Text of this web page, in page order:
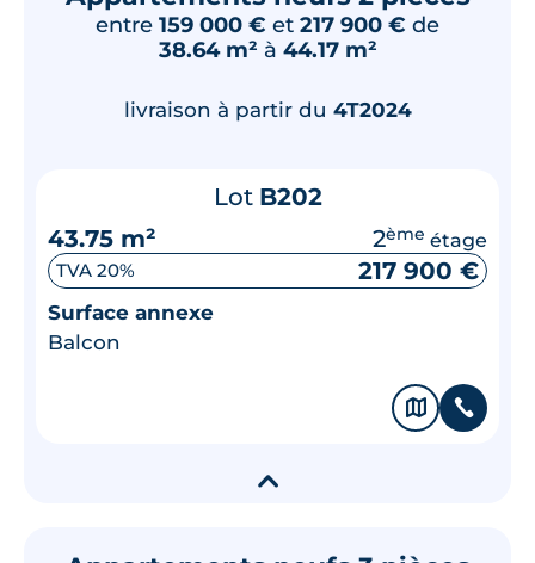
entre 159 000 € et 217 900 € de
38.64 m² à 44.17 m²
livraison à partir du 4T2024
Lot B202
43.75 m²
2ème étage
TVA 20% 217 900 €
Surface annexe
Balcon
🗞 📞
▾